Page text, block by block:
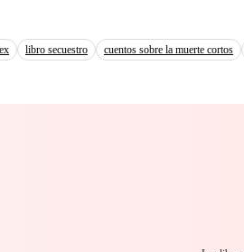
libro secuestro cuentos sobre la muerte cortos